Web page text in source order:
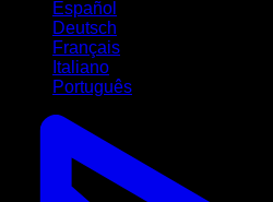
Español
Deutsch
Français
Italiano
Português